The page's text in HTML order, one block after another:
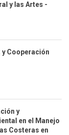
y las Artes -
y Cooperación
y
en el Manejo
Costeras en